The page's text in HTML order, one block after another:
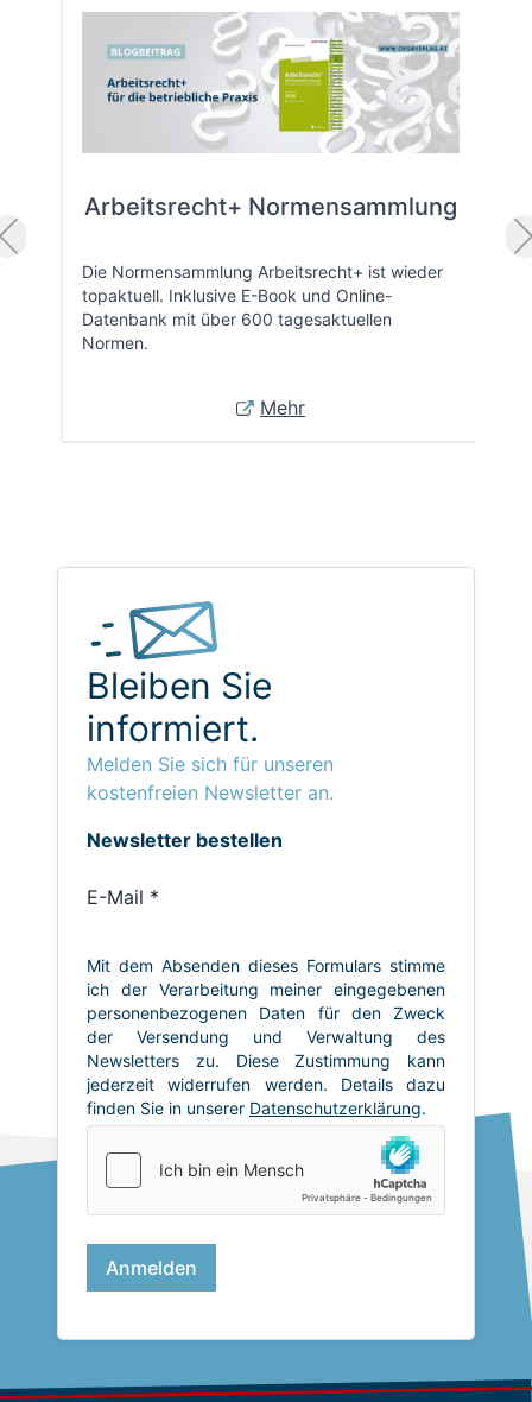
Arbeitsrecht+ Normensammlung
Die Normensammlung Arbeitsrecht+ ist wieder
topaktuell. Inklusive E-Book und Online-
Datenbank mit über 600 tagesaktuellen
Normen.
Mehr
Bleiben Sie
informiert.
Melden Sie sich für unseren
kostenfreien Newsletter an.